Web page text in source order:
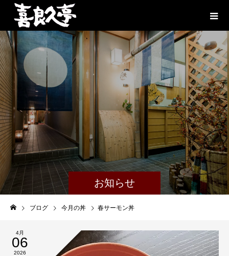
お知らせ
ブログ 今月の丼 春サーモン丼
4月
06
2026